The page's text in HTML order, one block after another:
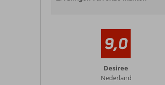
9,0
Desiree
Nederland